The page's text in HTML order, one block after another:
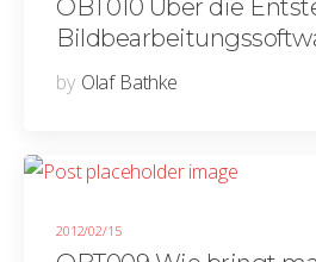
OBT010 Über die
by Olaf Bathke
2012/02/15